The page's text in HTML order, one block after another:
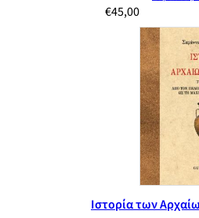
€45,00
Ιστορία των